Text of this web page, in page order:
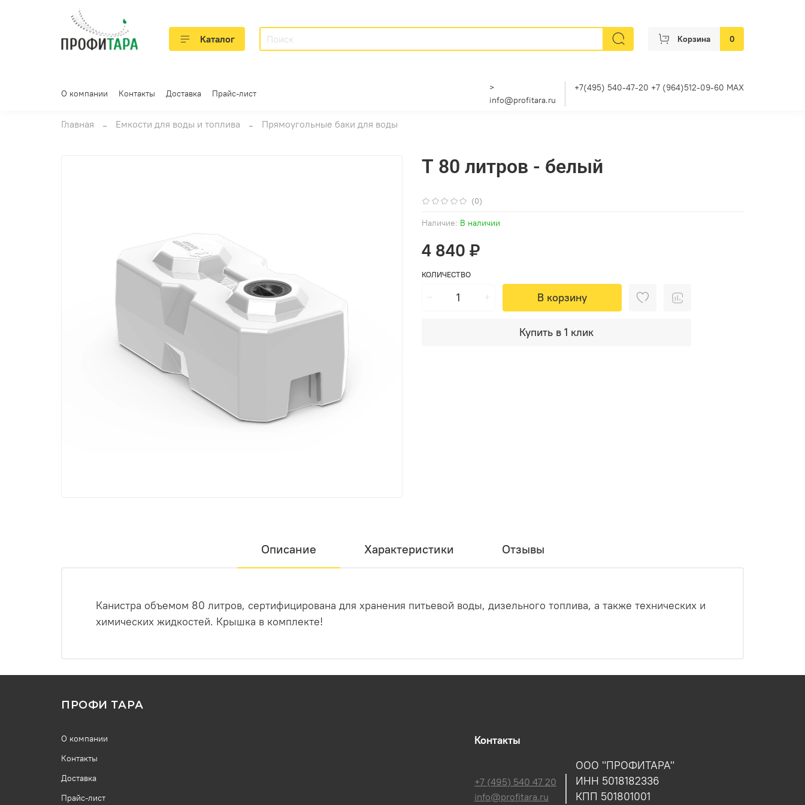
Каталог Корзина 0
О компании Контакты Доставка Прайс-лист
>
info@profitara.ru
+7(495) 540-47-20 +7 (964)512-09-60 MAX
Главная Емкости для воды и топлива Прямоугольные баки для воды
(0)
Наличие: В наличии
T 80 литров - белый
4 840 ₽
КОЛИЧЕСТВО
В корзину
Купить в 1 клик
Описание Характеристики Отзывы
Канистра объемом 80 литров, сертифицирована для хранения питьевой воды, дизельного топлива, а также технических и
химических жидкостей. Крышка в комплекте!
ПРОФИ ТАРА
О компании
Контакты
Доставка
Прайс-лист
Контакты
+7 (495) 540 47 20
info@profitara.ru
ООО "ПРОФИТАРА"
ИНН 5018182336
КПП 501801001